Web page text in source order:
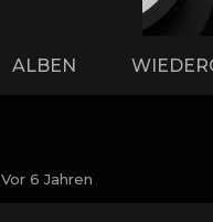
ALBEN
Vor 6 Jahren